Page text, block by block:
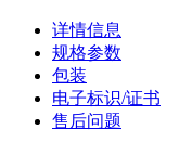
详情信息
规格参数
包装
电子标识/证书
售后问题